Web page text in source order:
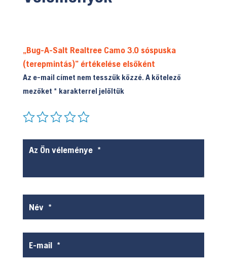
„Bug-A-Salt Realtree Camo 3.0 sóspuska
(terepmintás)” értékelése elsőként
Az e-mail címet nem tesszük közzé. A kötelező
mezőket * karakterrel jelöltük